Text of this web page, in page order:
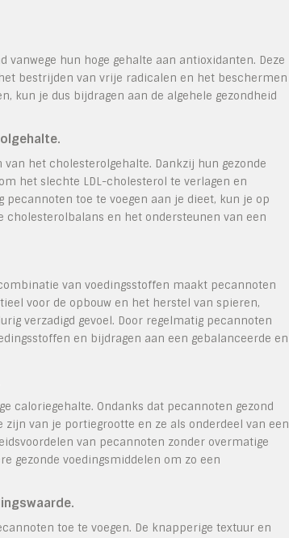
hun hoge gehalte aan antioxidanten. Deze
bestrijden van vrije radicalen en het beschermen
kun je dus bijdragen aan de algehele gezondheid
het cholesterolgehalte. Dankzij hun gezonde
het slechte LDL-cholesterol te verlagen en
toe te voegen aan je dieet, kun je op
en het ondersteunen van een
van voedingsstoffen maakt pecannoten
voor de opbouw en het herstel van spieren,
verzadigd gevoel. Door regelmatig pecannoten
en bijdragen aan een gebalanceerde en
caloriegehalte. Ondanks dat pecannoten gezond
van je portiegrootte en ze als onderdeel van een
van pecannoten zonder overmatige
gezonde voedingsmiddelen om zo een
toe te voegen. De knapperige textuur en